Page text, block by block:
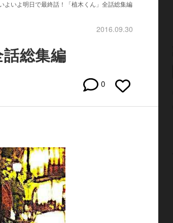
よいよ明日で最終話！「植木くん」全話総集編
2016.09.30
総集編
0